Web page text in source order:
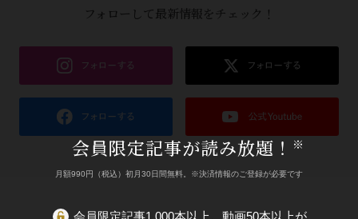
フォローして最新情報をチェック！
会員限定記事が読み放題！ ※
月額990円（税込）初月30日間無料。※決済情報のご登録が必要です
会員限定記事1,000本以上、動画50本以上が